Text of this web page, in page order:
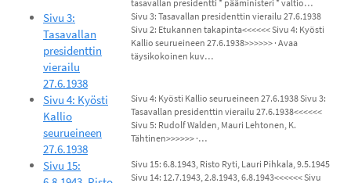
tasavallan presidentti * pääministeri * valtio…
Sivu 3:
Tasavallan
presidenttin
vierailu
27.6.1938
Sivu 3: Tasavallan presidenttin vierailu 27.6.1938
Sivu 2: Etukannen takapinta<<<<<< Sivu 4: Kyösti
Kallio seurueineen 27.6.1938>>>>>> · Avaa
täysikokoinen kuv…
Sivu 4: Kyösti
Kallio
seurueineen
27.6.1938
Sivu 4: Kyösti Kallio seurueineen 27.6.1938 Sivu 3:
Tasavallan presidenttin vierailu 27.6.1938<<<<<<
Sivu 5: Rudolf Walden, Mauri Lehtonen, K.
Tähtinen>>>>>> ·…
Sivu 15:
Sivu 15: 6.8.1943, Risto Ryti, Lauri Pihkala, 9.5.1945
Sivu 14: 12.7.1943, 2.8.1943, 6.8.1943<<<<<< Sivu